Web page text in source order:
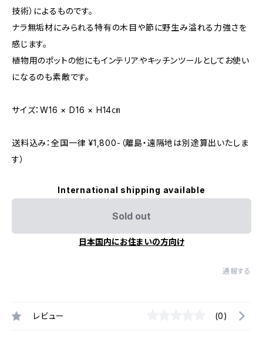
技術）によるものです。
ナラ無垢材にみられる特有の木目や節に野生み溢れる力強さを
感じます。
植物用のポットの他にもインテリアやキッチンツールとしてお使い
になるのも素敵です。
サイズ：W16 × D16 × H14㎝
送料込み：全国一律 ¥1,800-（離島・遠隔地は別途算出いたしま
す）
International shipping available
Sold out
日本国内にお住まいの方向け
通報する
レビュー (0)